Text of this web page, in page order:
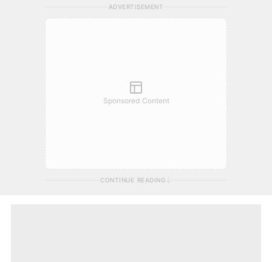
ADVERTISEMENT
Sponsored Content
CONTINUE READING